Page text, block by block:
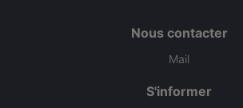
Nous contacter
Mail
S'informer